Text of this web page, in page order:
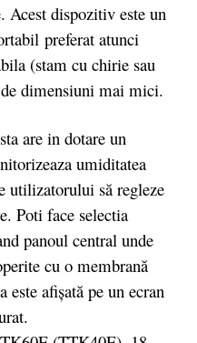
Acest dispozitiv este un
preferat atunci
(stam cu chirie sau
dimensiuni mai mici.
are in dotare un
umiditatea
utilizatorului să regleze
Poti face selectia
panoul central unde
cu o membrană
este afișată pe un ecran